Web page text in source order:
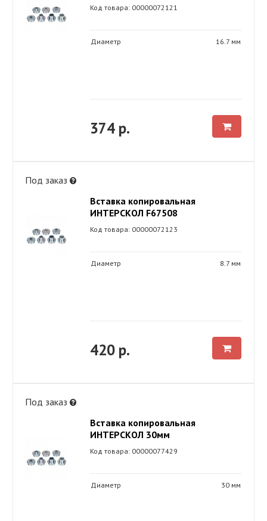
Код товара: 00000072121
Диаметр 16.7 мм
374 р.
Под заказ
Вставка копировальная
ИНТЕРСКОЛ F67508
Код товара: 00000072123
Диаметр 8.7 мм
420 р.
Под заказ
Вставка копировальная
ИНТЕРСКОЛ 30мм
Код товара: 00000077429
Диаметр 30 мм